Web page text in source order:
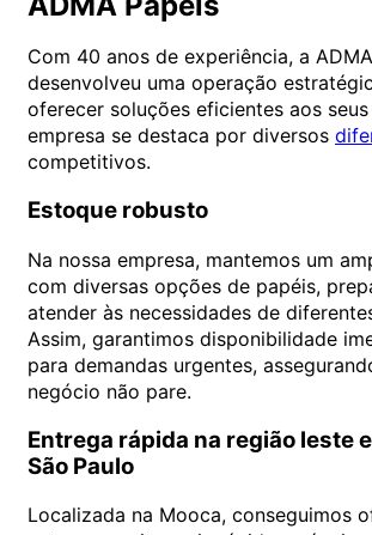
Com 40 anos de experiência, a
desenvolveu uma operação
oferecer soluções eficientes aos
empresa se destaca por diversos
competitivos.
Estoque robusto
Na nossa empresa, mantemos um
com diversas opções de papéis,
atender às necessidades de
Assim, garantimos disponibilidade
para demandas urgentes,
negócio não pare.
Entrega rápida na região leste
São Paulo
Localizada na Mooca, conseguimos